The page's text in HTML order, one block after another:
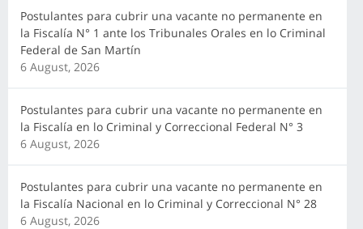
Postulantes para cubrir una vacante no permanente en
la Fiscalía N° 1 ante los Tribunales Orales en lo Criminal
Federal de San Martín
6 August, 2026
Postulantes para cubrir una vacante no permanente en
la Fiscalía en lo Criminal y Correccional Federal N° 3
6 August, 2026
Postulantes para cubrir una vacante no permanente en
la Fiscalía Nacional en lo Criminal y Correccional N° 28
6 August, 2026